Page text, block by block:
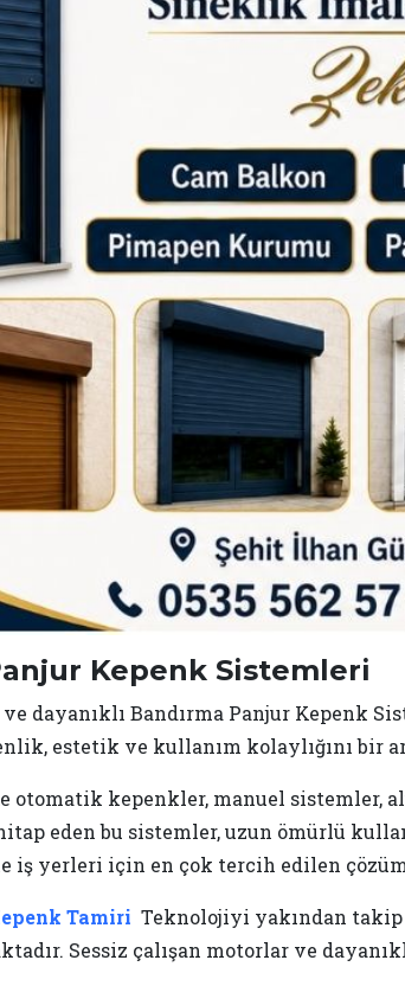
Kepenk Sistemleri
ve dayanıklı Bandırma Panjur Kepenk
estetik ve kullanım kolaylığını
otomatik kepenkler, manuel sistemler,
eden bu sistemler, uzun ömürlü
iş yerleri için en çok tercih edilen
Tamiri Teknolojiyi yakından takip
Sessiz çalışan motorlar ve